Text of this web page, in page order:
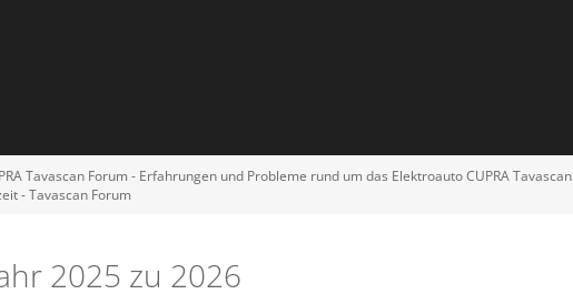
Tavascan Forum - Erfahrungen und Probleme rund um das Elektroauto CUPRA Tavascan
- Tavascan Forum
2025 zu 2026